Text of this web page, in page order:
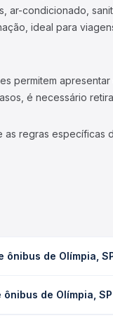
ar-condicionado,
ideal para
permitem
é necessário
as regras específicas
de Olímpia,
e as condições de
de Olímpia,